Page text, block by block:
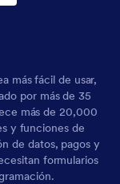
más fácil de usar,
por más de 35
más de 20,000
y funciones de
de datos, pagos y
formularios